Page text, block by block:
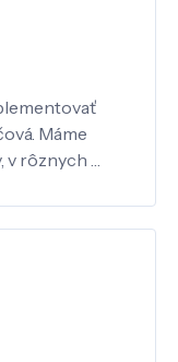
Máme
v rôznych …